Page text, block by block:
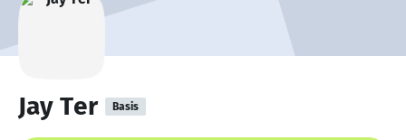
Jay Ter Basis